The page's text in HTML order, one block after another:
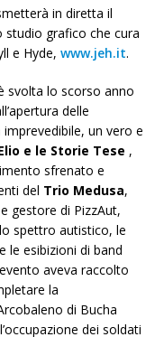
in diretta il
studio grafico che cura
e Hyde, www.jeh.it.
svolta lo scorso anno
delle
un vero e
e le Storie Tese ,
sfrenato e
del Trio Medusa,
gestore di PizzAut,
spettro autistico, le
le esibizioni di band
aveva raccolto
la
di Bucha
dei soldati